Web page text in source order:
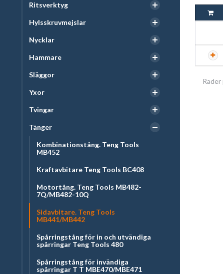
Ritsverktyg
Hylsskruvmejslar
Nycklar
Hammare
Släggor
Yxor
Tvingar
Tänger
Kombinationstång. Teng Tools
MB452
Kraftavbitare Teng Tools BC408
Motortång. Teng Tools MB482-
7Q/MB482-10Q
Sidavbitare. Teng Tools
MB441/MB442
Spårringstång för in och utvändiga
spårringar Teng Tools 480
Spårringstång för invändiga
spårringar T T MBE470/MBE471
Rader